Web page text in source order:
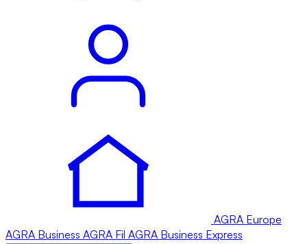
AGRA Europe
AGRA Business AGRA Fil AGRA Business Express